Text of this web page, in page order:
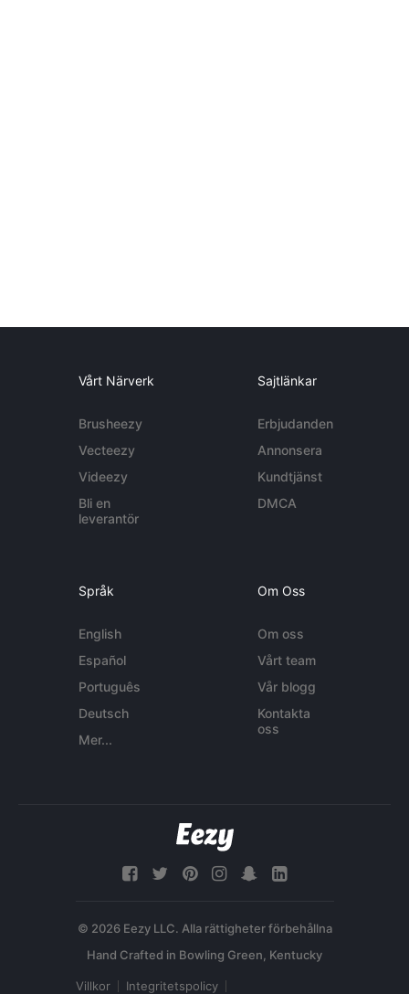
Vårt Närverk
Brusheezy
Vecteezy
Videezy
Bli en
leverantör
Sajtlänkar
Erbjudanden
Annonsera
Kundtjänst
DMCA
Språk
English
Español
Português
Deutsch
Mer...
Om Oss
Om oss
Vårt team
Vår blogg
Kontakta
oss
© 2026 Eezy LLC. Alla rättigheter förbehållna
Villkor Integritetspolicy